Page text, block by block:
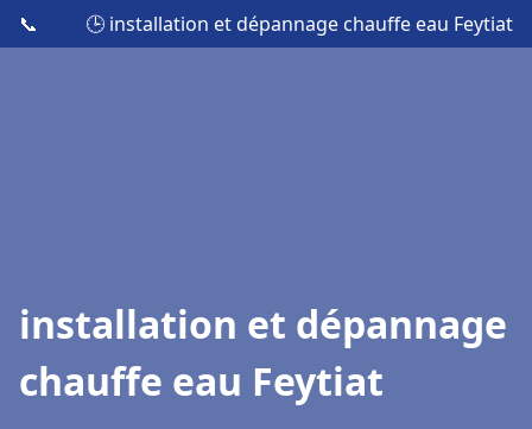
📞 🕒 installation et dépannage chauffe eau Feytiat
installation et dépannage
chauffe eau Feytiat